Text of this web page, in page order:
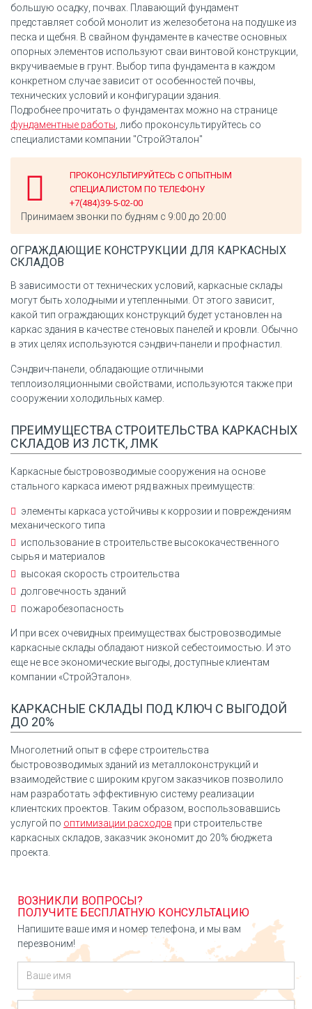
большую осадку, почвах. Плавающий фундамент
представляет собой монолит из железобетона на подушке из
песка и щебня. В свайном фундаменте в качестве основных
опорных элементов используют сваи винтовой конструкции,
вкручиваемые в грунт. Выбор типа фундамента в каждом
конкретном случае зависит от особенностей почвы,
технических условий и конфигурации здания.
Подробнее прочитать о фундаментах можно на странице
фундаментные работы, либо проконсультируйтесь со
специалистами компании "СтройЭталон"
ПРОКОНСУЛЬТИРУЙТЕСЬ С ОПЫТНЫМ
СПЕЦИАЛИСТОМ ПО ТЕЛЕФОНУ
+7(484)39-5-02-00
Принимаем звонки по будням с 9:00 до 20:00
ОГРАЖДАЮЩИЕ КОНСТРУКЦИИ ДЛЯ КАРКАСНЫХ
СКЛАДОВ
В зависимости от технических условий, каркасные склады
могут быть холодными и утепленными. От этого зависит,
какой тип ограждающих конструкций будет установлен на
каркас здания в качестве стеновых панелей и кровли. Обычно
в этих целях используются сэндвич-панели и профнастил.
Сэндвич-панели, обладающие отличными
теплоизоляционными свойствами, используются также при
сооружении холодильных камер.
ПРЕИМУЩЕСТВА СТРОИТЕЛЬСТВА КАРКАСНЫХ
СКЛАДОВ ИЗ ЛСТК, ЛМК
Каркасные быстровозводимые сооружения на основе
стального каркаса имеют ряд важных преимуществ:
элементы каркаса устойчивы к коррозии и повреждениям
механического типа
использование в строительстве высококачественного
сырья и материалов
высокая скорость строительства
долговечность зданий
пожаробезопасность
И при всех очевидных преимуществах быстровозводимые
каркасные склады обладают низкой себестоимостью. И это
еще не все экономические выгоды, доступные клиентам
компании «СтройЭталон».
КАРКАСНЫЕ СКЛАДЫ ПОД КЛЮЧ С ВЫГОДОЙ
ДО 20%
Многолетний опыт в сфере строительства
быстровозводимых зданий из металлоконструкций и
взаимодействие с широким кругом заказчиков позволило
нам разработать эффективную систему реализации
клиентских проектов. Таким образом, воспользовавшись
услугой по оптимизации расходов при строительстве
каркасных складов, заказчик экономит до 20% бюджета
проекта.
ВОЗНИКЛИ ВОПРОСЫ?
ПОЛУЧИТЕ БЕСПЛАТНУЮ КОНСУЛЬТАЦИЮ
Напишите ваше имя и номер телефона, и мы вам
перезвоним!